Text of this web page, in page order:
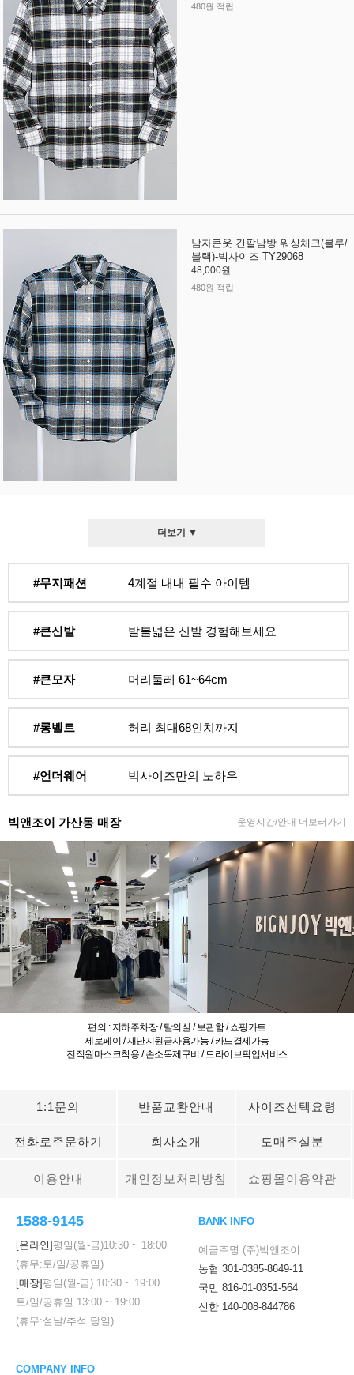
480원 적립
남자큰옷 긴팔남방 워싱체크(블루/
블랙)-빅사이즈 TY29068
48,000원
480원 적립
더보기 ▼
#무지패션 4계절 내내 필수 아이템
#큰신발 발볼넓은 신발 경험해보세요
#큰모자 머리둘레 61~64cm
#롱벨트 허리 최대68인치까지
#언더웨어 빅사이즈만의 노하우
빅앤조이 가산동 매장 운영시간/안내 더보러가기
편의 : 지하주차장 / 탈의실 / 보관함 / 쇼핑카트
제로페이 / 재난지원금사용가능 / 카드결제가능
전직원마스크착용 / 손소독제구비 / 드라이브픽업서비스
1:1문의 반품교환안내 사이즈선택요령
전화로주문하기 회사소개 도매주실분
이용안내 개인정보처리방침 쇼핑몰이용약관
1588-9145
[온라인]평일(월-금)10:30 ~ 18:00
(휴무:토/일/공휴일)
[매장]평일(월-금) 10:30 ~ 19:00
토/일/공휴일 13:00 ~ 19:00
(휴무:설날/추석 당일)
BANK INFO
예금주명 (주)빅앤조이
농협 301-0385-8649-11
국민 816-01-0351-564
신한 140-008-844786
COMPANY INFO